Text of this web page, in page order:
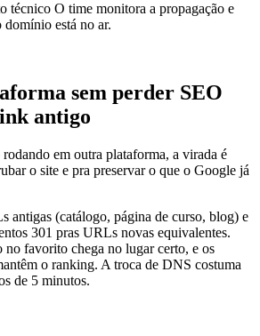
técnico O time monitora a propagação e
domínio está no ar.
sem perder SEO
antigo
em outra plataforma, a virada é
o site e pra preservar o que o Google já
antigas (catálogo, página de curso, blog) e
301 pras URLs novas equivalentes.
favorito chega no lugar certo, e os
o ranking. A troca de DNS costuma
de 5 minutos.